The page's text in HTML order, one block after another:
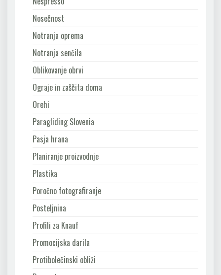
Nosečnost
Notranja oprema
Notranja senčila
Oblikovanje obrvi
Ograje in zaščita doma
Orehi
Paragliding Slovenia
Pasja hrana
Planiranje proizvodnje
Plastika
Poročno fotografiranje
Posteljnina
Profili za Knauf
Promocijska darila
Protibolečinski obliži